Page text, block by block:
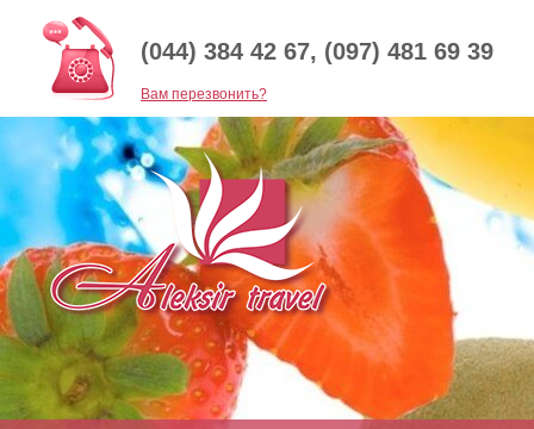
(044) 384 42 67, (097) 481 69 39
Baм перезвонить?